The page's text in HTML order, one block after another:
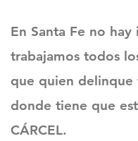
En Santa Fe no hay
trabajamos todos
que quien delinque
donde tiene que
CÁRCEL.